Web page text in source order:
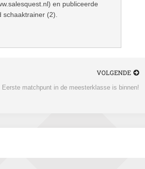
en publiceerde
(2).
VOLGENDE
Eerste matchpunt in de meesterklasse is binnen!